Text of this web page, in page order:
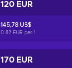
120 EUR
145,78 US$
0.82 EUR per 1
170 EUR